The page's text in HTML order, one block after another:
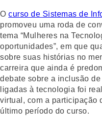
O curso de Sistemas de
promoveu uma roda de
tema “Mulheres na
oportunidades”, em que
sobre suas histórias no
carreira que ainda é
debate sobre a inclusão
ligadas à tecnologia foi
virtual, com a participação
último período do curso.